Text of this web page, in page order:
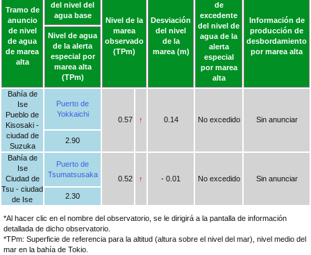
Tramo de
anuncio
de nivel
de agua
de marea
alta
del nivel del
agua base
Nivel de la
marea
observado
(TPm)
Desviación
del nivel
de la
marea (m)
de
excedente
del nivel de
agua de la
alerta
especial
por marea
alta
Información de
producción de
desbordamiento
por marea alta
Nivel de agua
de la alerta
especial por
marea alta
(TPm)
Bahía de
Ise
Pueblo de
Kisosaki -
ciudad de
Suzuka
Puerto de
Yokkaichi
0.57 ↑ 0.14 No excedido Sin anunciar
2.90
Bahía de
Ise
Ciudad de
Tsu - ciudad
de Ise
Puerto de
Tsumatsusaka
0.52 ↑ - 0.01 No excedido Sin anunciar
2.30
*Al hacer clic en el nombre del observatorio, se le dirigirá a la pantalla de información
detallada de dicho observatorio.
*TPm: Superficie de referencia para la altitud (altura sobre el nivel del mar), nivel medio del
mar en la bahía de Tokio.